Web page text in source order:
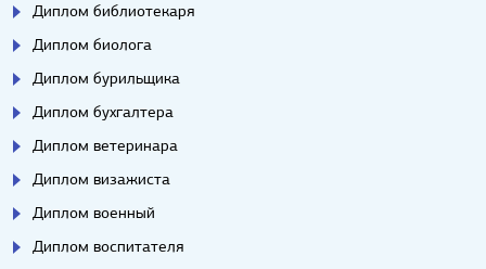
Диплом библиотекаря
Диплом биолога
Диплом бурильщика
Диплом бухгалтера
Диплом ветеринара
Диплом визажиста
Диплом военный
Диплом воспитателя